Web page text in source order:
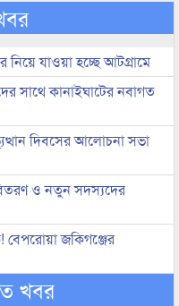
যাওয়া হচ্ছে আটগ্রামে
সাথে কানাইঘাটের নবাগত
দিবসের আলোচনা সভা
ও নতুন সদস্যদের
বেপরোয়া জকিগঞ্জের
খবর